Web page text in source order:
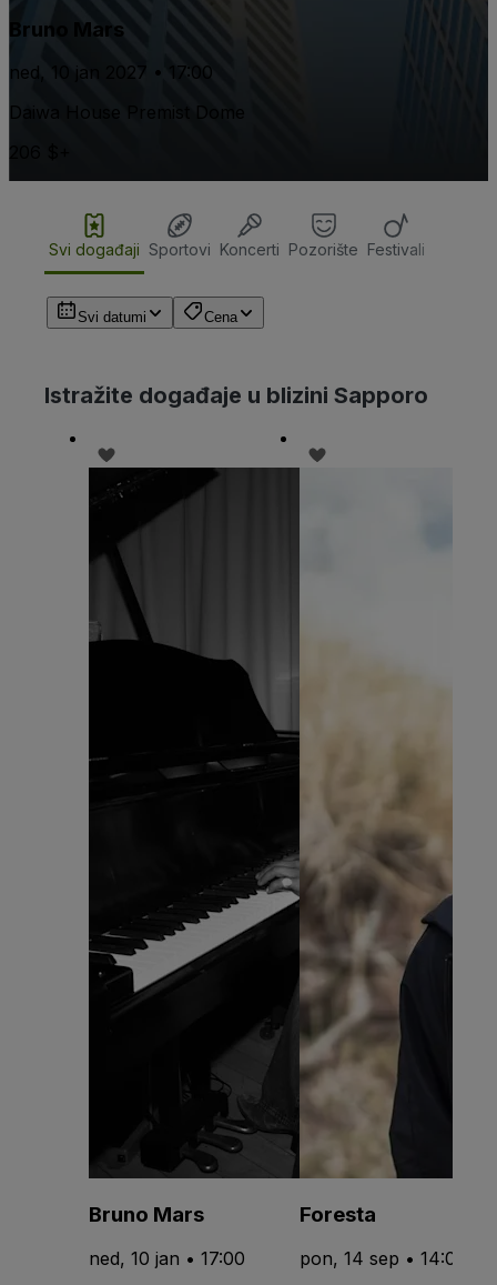
Bruno Mars
ned, 10 jan 2027 • 17:00
Daiwa House Premist Dome
Svi događaji Sportovi Koncerti Pozorište Festivali
Svi datumi Cena
Istražite događaje u blizini Sapporo
Bruno Mars
ned, 10 jan • 17:00
Foresta
pon, 14 sep • 14:00